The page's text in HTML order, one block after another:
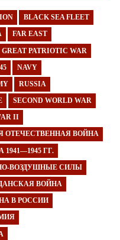
BLACK SEA FLEET
FAR EAST
GREAT PATRIOTIC WAR
NAVY
RUSSIA
SECOND WORLD WAR
II
ОТЕЧЕСТВЕННАЯ ВОЙНА
ГГ.
ВОЗДУШНЫЕ СИЛЫ
ВОЙНА
В РОССИИ